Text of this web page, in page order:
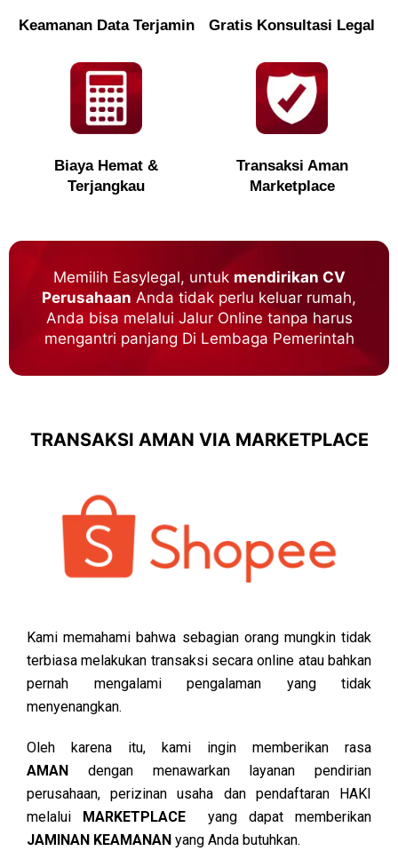
Keamanan Data Terjamin Gratis Konsultasi Legal
Biaya Hemat &
Terjangkau
Transaksi Aman
Marketplace
Memilih Easylegal, untuk mendirikan CV
PerusahaanAnda tidak perlu keluar rumah,
Anda bisa melalui Jalur Online tanpa harus
mengantri panjang Di Lembaga Pemerintah
TRANSAKSI AMAN VIA MARKETPLACE
Kami memahami bahwa sebagian orang mungkin tidak
terbiasa melakukan transaksi secara online atau bahkan
pernah mengalami pengalaman yang tidak
menyenangkan.
Oleh karena itu, kami ingin memberikan rasa
AMAN dengan menawarkan layanan pendirian
perusahaan, perizinan usaha dan pendaftaran HAKI
melalui MARKETPLACEyang dapat memberikan
JAMINAN KEAMANAN yang Anda butuhkan.